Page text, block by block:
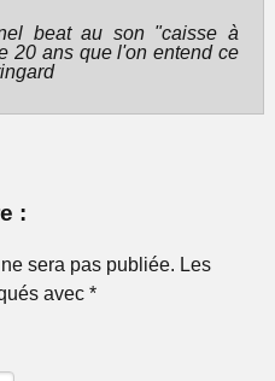
beat au son "caisse à
20 ans que l'on entend ce
:
sera pas publiée. Les
avec *